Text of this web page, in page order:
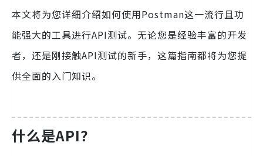
本文将为您详细介绍如何使用Postman这一流行且功
能强大的工具进行API测试。无论您是经验丰富的开发
者，还是刚接触API测试的新手，这篇指南都将为您提
供全面的入门知识。
什么是API？